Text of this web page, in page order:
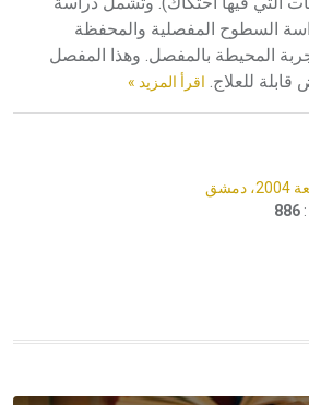
السطوح المفصلية والمحفظة
المحيطة بالمفصل. وهذا المفصل
للعلاج. اقرأ المزيد »
886